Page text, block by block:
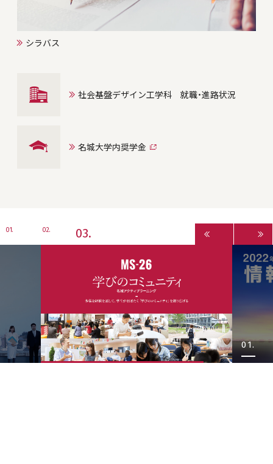
シラバス
社会基盤デザイン工学科 就職・進路状況
名城大学内奨学金
1 2 3